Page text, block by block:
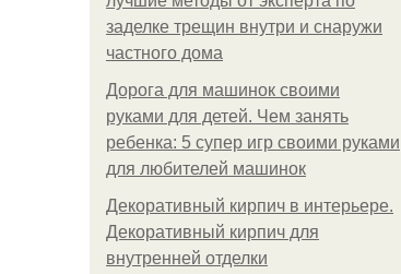
заделке трещин внутри и снаружи
частного дома
Дорога для машинок своими
руками для детей. Чем занять
ребенка: 5 супер игр своими руками
для любителей машинок
Декоративный кирпич в интерьере.
Декоративный кирпич для
внутренней отделки